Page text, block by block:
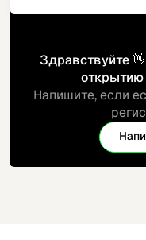
Здравствуйте
Напишите, если